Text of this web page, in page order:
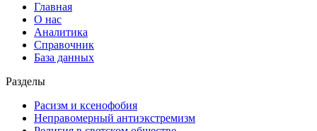
Главная
О нас
Аналитика
Справочник
База данных
Разделы
Расизм и ксенофобия
Неправомерный антиэкстремизм